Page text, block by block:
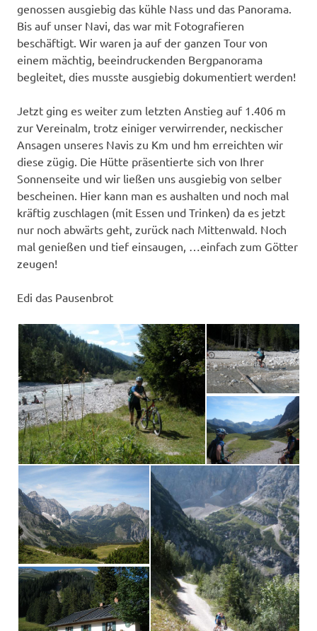
genossen ausgiebig das kühle Nass und das Panorama.
Bis auf unser Navi, das war mit Fotografieren
beschäftigt. Wir waren ja auf der ganzen Tour von
einem mächtig, beeindruckenden Bergpanorama
begleitet, dies musste ausgiebig dokumentiert werden!
Jetzt ging es weiter zum letzten Anstieg auf 1.406 m
zur Vereinalm, trotz einiger verwirrender, neckischer
Ansagen unseres Navis zu Km und hm erreichten wir
diese zügig. Die Hütte präsentierte sich von Ihrer
Sonnenseite und wir ließen uns ausgiebig von selber
bescheinen. Hier kann man es aushalten und noch mal
kräftig zuschlagen (mit Essen und Trinken) da es jetzt
nur noch abwärts geht, zurück nach Mittenwald. Noch
mal genießen und tief einsaugen, …einfach zum Götter
zeugen!
Edi das Pausenbrot